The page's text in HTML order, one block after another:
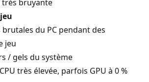
bruyante
du PC pendant des
jeu
/ gels du système
très élevée, parfois GPU à 0 %